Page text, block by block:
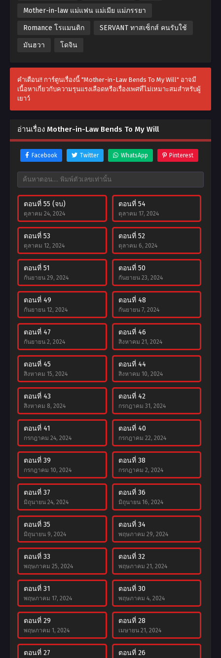
Mother-in-law แม่แฟน แม่เมีย แม่ภรรยา
Romance โรแมนติก SERVANT ทาสเซ็กส์ คนรับใช้
มันฮวา โดจิน
คำเตือน!! การ์ตูนเรื่องนี้ "Mother-in-Law Bends To My Will" อาจมี
เนื้อหาเกี่ยวกับความรุนแรงเลือดหรือเรื่องเพศที่ไม่เหมาะสมสำหรับผู้
เยาว์
อ่านเรื่อง Mother-in-Law Bends To My Will
Facebook Twitter WhatsApp Pinterest
ตอนที่ 55 (จบ)
ตุลาคม 24, 2024
ตอนที่ 54
ตุลาคม 17, 2024
ตอนที่ 53
ตุลาคม 12, 2024
ตอนที่ 52
ตุลาคม 6, 2024
ตอนที่ 51
กันยายน 29, 2024
ตอนที่ 50
กันยายน 23, 2024
ตอนที่ 49
กันยายน 12, 2024
ตอนที่ 48
กันยายน 7, 2024
ตอนที่ 47
กันยายน 2, 2024
ตอนที่ 46
สิงหาคม 21, 2024
ตอนที่ 45
สิงหาคม 15, 2024
ตอนที่ 44
สิงหาคม 10, 2024
ตอนที่ 43
สิงหาคม 8, 2024
ตอนที่ 42
กรกฎาคม 31, 2024
ตอนที่ 41
กรกฎาคม 24, 2024
ตอนที่ 40
กรกฎาคม 22, 2024
ตอนที่ 39
กรกฎาคม 10, 2024
ตอนที่ 38
กรกฎาคม 2, 2024
ตอนที่ 37
มิถุนายน 24, 2024
ตอนที่ 36
มิถุนายน 16, 2024
ตอนที่ 35
มิถุนายน 9, 2024
ตอนที่ 34
พฤษภาคม 29, 2024
ตอนที่ 33
พฤษภาคม 25, 2024
ตอนที่ 32
พฤษภาคม 21, 2024
ตอนที่ 31
พฤษภาคม 17, 2024
ตอนที่ 30
พฤษภาคม 4, 2024
ตอนที่ 29
พฤษภาคม 1, 2024
ตอนที่ 28
เมษายน 21, 2024
ตอนที่ 27 ตอนที่ 26